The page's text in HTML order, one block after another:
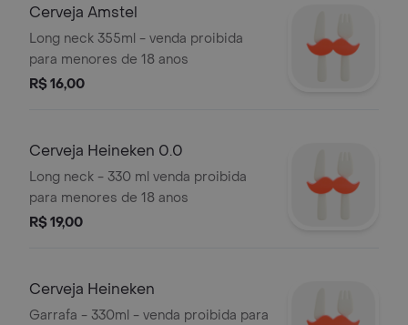
Cerveja Amstel
Long neck 355ml - venda proibida
para menores de 18 anos
R$ 16,00
Cerveja Heineken 0.0
Long neck - 330 ml venda proibida
para menores de 18 anos
R$ 19,00
Cerveja Heineken
Garrafa - 330ml - venda proibida para